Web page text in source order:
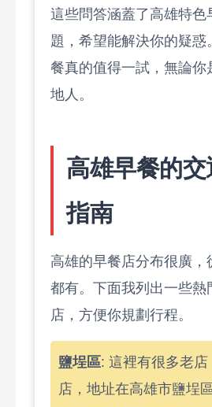
這些問答涵蓋了高雄特色
題，希望能解決你的疑惑
餐真的值得一試，無論你
地人。
高雄早餐的
指南
高雄的早餐店分布很廣，
都有。下面我列出一些熱
店，方便你規劃行程。
鹽埕區: 這裡有很多老
店，地址在高雄市鹽埕